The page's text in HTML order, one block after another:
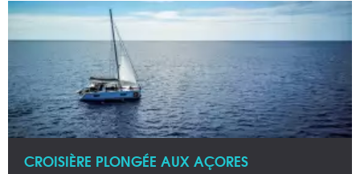
CROISIÈRE PLONGÉE AUX AÇORES